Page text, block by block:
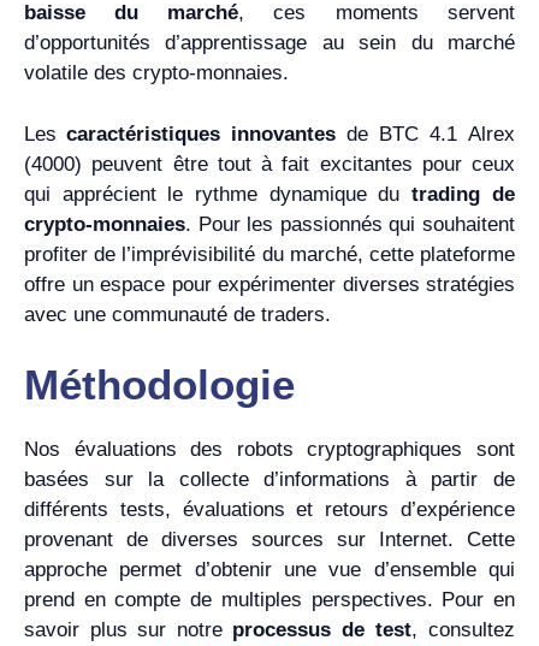
baisse du marché, ces moments servent
d’opportunités d’apprentissage au sein du marché
volatile des crypto-monnaies.
Les caractéristiques innovantes de BTC 4.1 Alrex
(4000) peuvent être tout à fait excitantes pour ceux
qui apprécient le rythme dynamique du trading de
crypto-monnaies. Pour les passionnés qui souhaitent
profiter de l’imprévisibilité du marché, cette plateforme
offre un espace pour expérimenter diverses stratégies
avec une communauté de traders.
Méthodologie
Nos évaluations des robots cryptographiques sont
basées sur la collecte d’informations à partir de
différents tests, évaluations et retours d’expérience
provenant de diverses sources sur Internet. Cette
approche permet d’obtenir une vue d’ensemble qui
prend en compte de multiples perspectives. Pour en
savoir plus sur notre processus de test, consultez